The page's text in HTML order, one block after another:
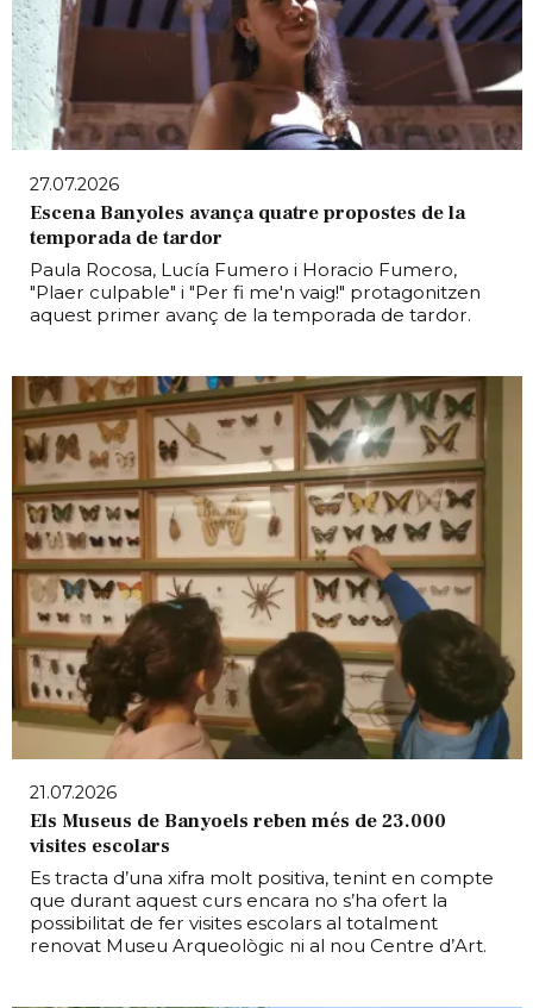
27.07.2026
Escena Banyoles avança quatre propostes de la
temporada de tardor
Paula Rocosa, Lucía Fumero i Horacio Fumero,
"Plaer culpable" i "Per fi me'n vaig!" protagonitzen
aquest primer avanç de la temporada de tardor.
21.07.2026
Els Museus de Banyoels reben més de 23.000
visites escolars
Es tracta d’una xifra molt positiva, tenint en compte
que durant aquest curs encara no s’ha ofert la
possibilitat de fer visites escolars al totalment
renovat Museu Arqueològic ni al nou Centre d’Art.